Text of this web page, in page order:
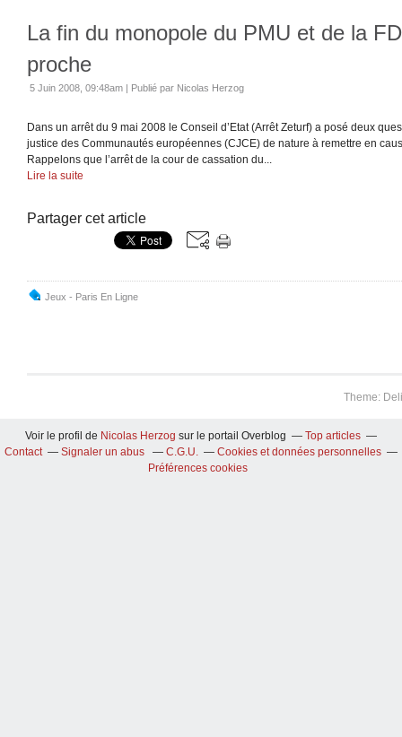
La fin du monopole du PMU et de la
proche
5 Juin 2008, 09:48am | Publié par Nicolas Herzog
Dans un arrêt du 9 mai 2008 le Conseil d’Etat (Arrêt Zeturf) a posé deux
justice des Communautés européennes (CJCE) de nature à remettre en
Rappelons que l’arrêt de la cour de cassation du...
Lire la suite
Partager cet article
Jeux - Paris En Ligne
Theme:
Voir le profil de Nicolas Herzog sur le portail Overblog
Top articles
Contact
Signaler un abus C.G.U.
Cookies et données personnelles
Préférences cookies